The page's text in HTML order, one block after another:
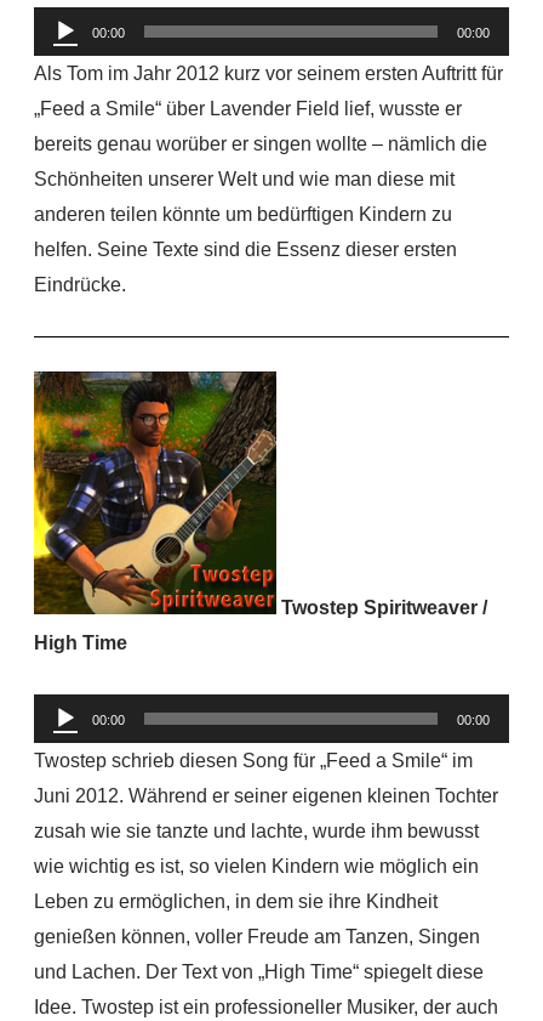
Audio-
Player
00:00 00:00
Als Tom im Jahr 2012 kurz vor seinem ersten Auftritt für
„Feed a Smile“ über Lavender Field lief, wusste er
bereits genau worüber er singen wollte – nämlich die
Schönheiten unserer Welt und wie man diese mit
anderen teilen könnte um bedürftigen Kindern zu
helfen. Seine Texte sind die Essenz dieser ersten
Eindrücke.
Twostep Spiritweaver /
High Time
Audio-
Player
00:00 00:00
Twostep schrieb diesen Song für „Feed a Smile“ im
Juni 2012. Während er seiner eigenen kleinen Tochter
zusah wie sie tanzte und lachte, wurde ihm bewusst
wie wichtig es ist, so vielen Kindern wie möglich ein
Leben zu ermöglichen, in dem sie ihre Kindheit
genießen können, voller Freude am Tanzen, Singen
und Lachen. Der Text von „High Time“ spiegelt diese
Idee. Twostep ist ein professioneller Musiker, der auch